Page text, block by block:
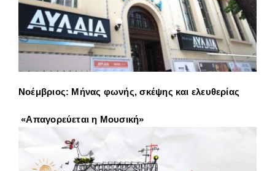
Νοέμβριος: Μήνας φωνής, σκέψης και ελευθερίας
«Απαγορεύεται η Μουσική»